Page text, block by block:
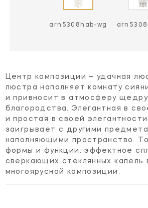
arn5308hab-wg
Центр композиции – удачная
люстра наполняет комнату
и привносит в атмосферу
благородства. Элегантная в
и простая в своей
заигрывает с другими
наполняющими пространство.
формы и функции: эффектное
сверкающих стеклянных капель
многоярусной композиции.